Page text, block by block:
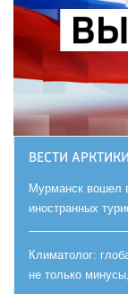
ВЕСТИ АРКТИКИ
Мурманск вошел
иностранных
Климатолог:
не только